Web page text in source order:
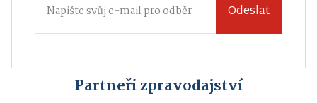
Odeslat
Partneři zpravodajství